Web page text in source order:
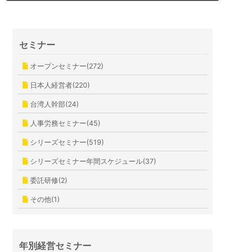
セミナー
オープンセミナー(272)
日本人経営者(220)
台湾人幹部(24)
人事労務セミナー(45)
シリーズセミナー(519)
シリーズセミナー年間スケジュール(37)
委託研修(2)
その他(1)
年別経営セミナー